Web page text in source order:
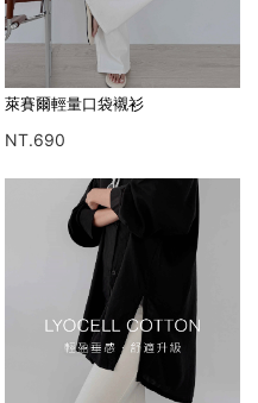
萊賽爾輕量口袋襯衫
NT.690